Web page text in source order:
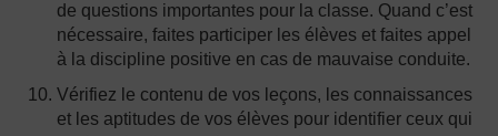
de questions importantes pour la classe. Quand c’est
nécessaire, faites participer les élèves et faites appel
à la discipline positive en cas de mauvaise conduite.
Vérifiez le contenu de vos leçons, les connaissances
et les aptitudes de vos élèves pour identifier ceux qui